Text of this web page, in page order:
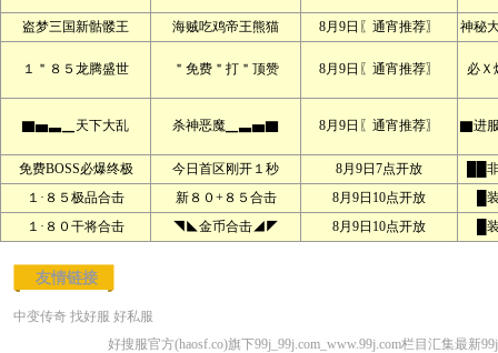
盗梦三国新骷髅王 海贼吃鸡帝王熊猫 8月9日〖通宵推荐〗 神秘
１＂８５龙腾盛世 ＂免费＂打＂顶赞 8月9日〖通宵推荐〗 必Ｘ
▇▅▃▁天下大乱 杀神恶魔▁▃▅▇ 8月9日〖通宵推荐〗 ▇进
免费BOSS必爆终极 今日首区刚开１秒 8月9日7点开放
██
１·８５极品合击
新８０+８５合击 8月9日10点开放
█
１·８０干将合击
◥◣金币合击◢◤ 8月9日10点开放 █
友情链接
中变传奇 找好服 好私服
好搜服官方(haosf.co)旗下99j_99j.com_www.99j.com栏目汇集最新